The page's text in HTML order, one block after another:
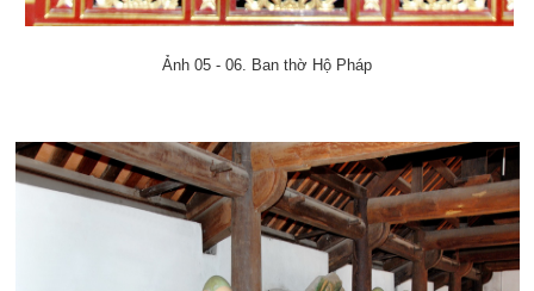
Ảnh 05 - 06. Ban thờ Hộ Pháp